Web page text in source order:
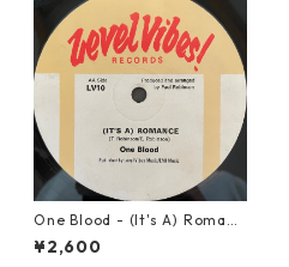
One Blood - (It's A) Romanc
e【12-50054】
¥2,600